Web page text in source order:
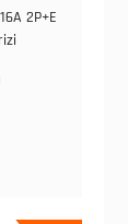
2P+E